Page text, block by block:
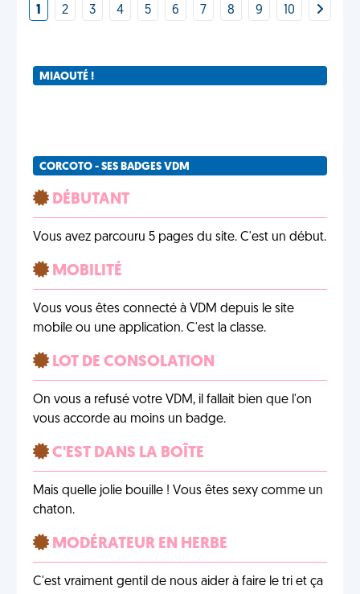
1 2 3 4 5 6 7 8 9 10
MIAOUTÉ !
CORCOTO - SES BADGES VDM
DÉBUTANT
Vous avez parcouru 5 pages du site. C'est un début.
MOBILITÉ
Vous vous êtes connecté à VDM depuis le site
mobile ou une application. C'est la classe.
LOT DE CONSOLATION
On vous a refusé votre VDM, il fallait bien que l'on
vous accorde au moins un badge.
C'EST DANS LA BOÎTE
Mais quelle jolie bouille ! Vous êtes sexy comme un
chaton.
MODÉRATEUR EN HERBE
C'est vraiment gentil de nous aider à faire le tri et ça